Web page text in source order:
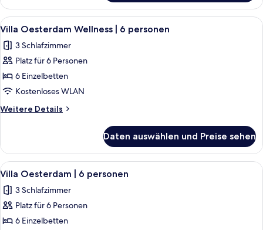
Oesterdam
4
Alle
Fotos
für
Villa
Oesterdam
Wellness
|
6
anzeigen
Ein Schlafzimmer mit Bett,
7
Villa Oesterdam Wellness | 6 personen
3 Schlafzimmer
Platz für 6 Personen
6 Einzelbetten
Kostenloses WLAN
Weitere Details
Weitere
Oesterdam
Wellness
|
personen
Daten auswählen und Preise sehen
Alle
Fotos
für
Villa
Oesterdam
Ein modernes Schlafzimmer mit
6
Villa Oesterdam | 6 personen
3 Schlafzimmer
Platz für 6 Personen
6 Einzelbetten